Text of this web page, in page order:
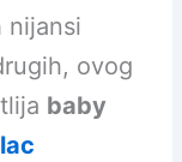
nijansi
ovog
baby